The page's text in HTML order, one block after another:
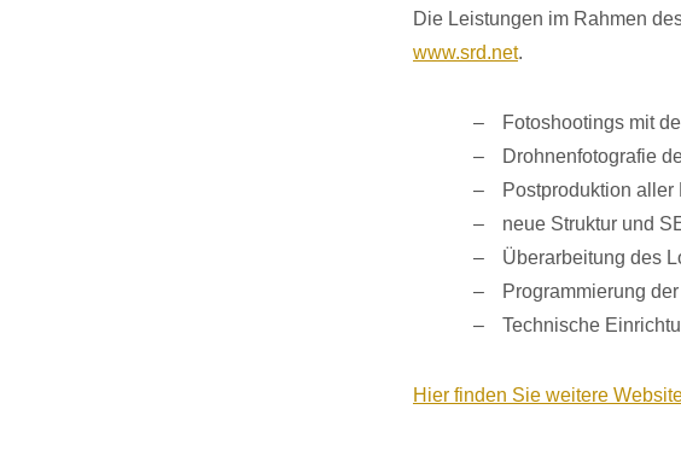
Die Leistungen im Rahmen
www.srd.net.
Fotoshootings mit
Drohnenfotografie
Postproduktion
neue Struktur und
Überarbeitung des
Programmierung
Technische
Hier finden Sie weitere